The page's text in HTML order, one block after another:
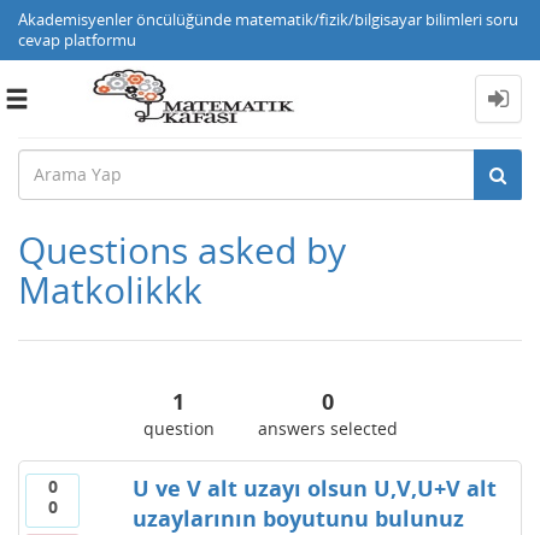
Akademisyenler öncülüğünde matematik/fizik/bilgisayar bilimleri soru
cevap platformu
Toggle
Questions asked by
Matkolikkk
1
question
0
answers selected
0
0
U ve V alt uzayı olsun U,V,U+V alt
uzaylarının boyutunu bulunuz